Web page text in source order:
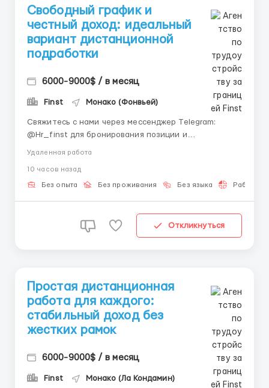
Свободный график и
честный доход: идеальный
вариант дистанционной
подработки
6000-9000$ / в месяц
Finst Монако (Фонвьей)
Свяжитесь с нами через мессенджер Telegram:
@Hr_finst для бронирования позиции и
прохождения быстрого инструктажа. Наш менеджер
поможет пройти регистрацию. О компании: Мы —
команда, которая обучает людей онлайн-работе и
Удаленная работа
10 часов назад
Без опыта Без проживания Без языка Работа
Откликнуться
Простая дистанционная
работа для каждого:
стабильный доход без
жестких рамок
6000-9000$ / в месяц
Finst Монако (Ла Кондамин)